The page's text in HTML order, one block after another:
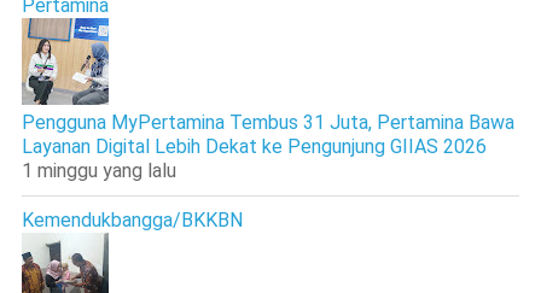
Pertamina
Pengguna MyPertamina Tembus 31 Juta, Pertamina Bawa
Layanan Digital Lebih Dekat ke Pengunjung GIIAS 2026
1 minggu yang lalu
Kemendukbangga/BKKBN